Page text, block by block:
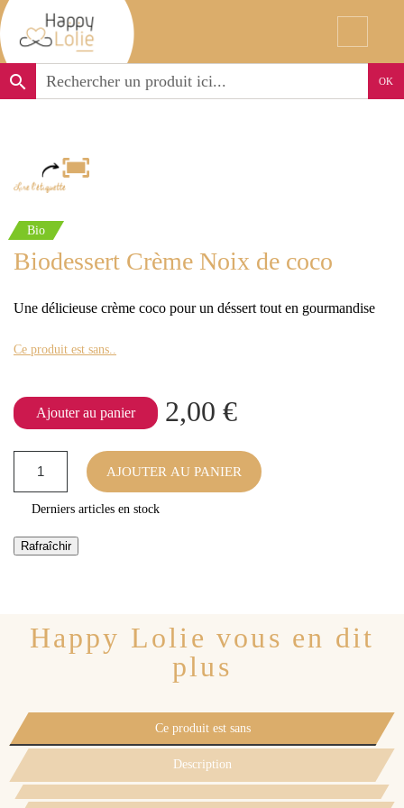
search OK
Bio
Biodessert Crème Noix de coco
Une délicieuse crème coco pour un déssert tout en gourmandise
Ce produit est sans..
Ajouter au panier 2,00 €
AJOUTER AU PANIER
Derniers articles en stock
Happy Lolie vous en dit
plus
Ce produit est sans
Description